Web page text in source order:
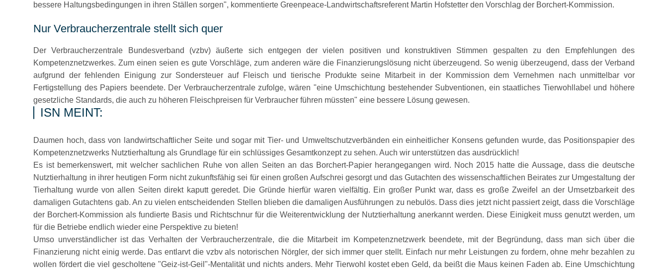
bessere Haltungsbedingungen in ihren Ställen sorgen , kommentierte Greenpeace-Landwirtschaftsreferent Martin Hofstetter den Vorschlag der Borchert-Kommission.
Nur Verbraucherzentrale stellt sich quer
Der Verbraucherzentrale Bundesverband (vzbv) äußerte sich entgegen der vielen positiven und konstruktiven Stimmen gespalten zu den Empfehlungen des
Kompetenznetzwerkes. Zum einen seien es gute Vorschläge, zum anderen wäre die Finanzierungslösung nicht überzeugend. So wenig überzeugend, dass der Verband
aufgrund der fehlenden Einigung zur Sondersteuer auf Fleisch und tierische Produkte seine Mitarbeit in der Kommission dem Vernehmen nach unmittelbar vor
Fertigstellung des Papiers beendete. Der Verbraucherzentrale zufolge, wären
eine Umschichtung bestehender Subventionen, ein staatliches Tierwohllabel und höhere
gesetzliche Standards, die auch zu höheren Fleischpreisen für Verbraucher führen müssten eine bessere Lösung gewesen.
ISN MEINT:
Daumen hoch, dass von landwirtschaftlicher Seite und sogar mit Tier- und Umweltschutzverbänden ein einheitlicher Konsens gefunden wurde, das Positionspapier des
Kompetenznetzwerks Nutztierhaltung als Grundlage für ein schlüssiges Gesamtkonzept zu sehen. Auch wir unterstützen das ausdrücklich!
Es ist bemerkenswert, mit welcher sachlichen Ruhe von allen Seiten an das Borchert-Papier herangegangen wird. Noch 2015 hatte die Aussage, dass die deutsche
Nutztierhaltung in ihrer heutigen Form nicht zukunftsfähig sei für einen großen Aufschrei gesorgt und das Gutachten des wissenschaftlichen Beirates zur Umgestaltung der
Tierhaltung wurde von allen Seiten direkt kaputt geredet. Die Gründe hierfür waren vielfältig. Ein großer Punkt war, dass es große Zweifel an der Umsetzbarkeit des
damaligen Gutachtens gab. An zu vielen entscheidenden Stellen blieben die damaligen Ausführungen zu nebulös. Dass dies jetzt nicht passiert zeigt, dass die Vorschläge
der Borchert-Kommission als fundierte Basis und Richtschnur für die Weiterentwicklung der Nutztierhaltung anerkannt werden. Diese Einigkeit muss genutzt werden, um
für die Betriebe endlich wieder eine Perspektive zu bieten!
Umso unverständlicher ist das Verhalten der Verbraucherzentrale, die die Mitarbeit im Kompetenznetzwerk beendete, mit der Begründung, dass man sich über die
Finanzierung nicht einig werde. Das entlarvt die vzbv als notorischen Nörgler, der sich immer quer stellt. Einfach nur mehr Leistungen zu fordern, ohne mehr bezahlen zu
wollen fördert die viel gescholtene
Geiz-ist-Geil
-Mentalität und nichts anders. Mehr Tierwohl kostet eben Geld, da beißt die Maus keinen Faden ab. Eine Umschichtung